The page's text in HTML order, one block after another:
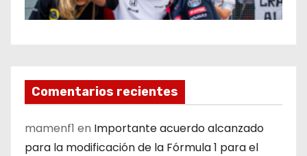
Comentarios recientes
mamenf1 en Importante acuerdo alcanzado
para la modificación de la Fórmula 1 para el